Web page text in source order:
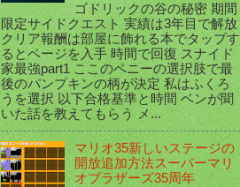
ゴドリックの谷の秘密 期間
限定サイドクエスト 実績は3年目で解放
クリア報酬は部屋に飾れる本でタップす
るとページを入手 時間で回復 スナイド
家最強part1 ここのペニーの選択肢で最
後のパンプキンの柄が決定 私はふくろ
うを選択 以下合格基準と時間 ベンが聞
いた話を教えてもらう メ...
マリオ35新しいステージの
開放追加方法スーパーマリ
オブラザーズ35周年